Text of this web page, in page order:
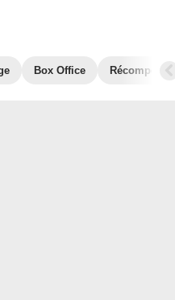
Box Office Récompenses